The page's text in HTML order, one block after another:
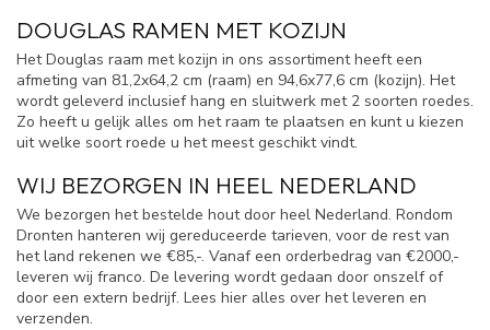
DOUGLAS RAMEN MET KOZIJN
Het Douglas raam met kozijn in ons assortiment heeft een
afmeting van 81,2x64,2 cm (raam) en 94,6x77,6 cm (kozijn). Het
wordt geleverd inclusief hang en sluitwerk met 2 soorten roedes.
Zo heeft u gelijk alles om het raam te plaatsen en kunt u kiezen
uit welke soort roede u het meest geschikt vindt.
WIJ BEZORGEN IN HEEL NEDERLAND
We bezorgen het bestelde hout door heel Nederland. Rondom
Dronten hanteren wij gereduceerde tarieven, voor de rest van
het land rekenen we €85,-. Vanaf een orderbedrag van €2000,-
leveren wij franco. De levering wordt gedaan door onszelf of
door een extern bedrijf. Lees hier alles over het leveren en
verzenden.